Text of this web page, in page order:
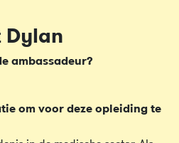
Dylan
ambassadeur?
om voor deze opleiding te